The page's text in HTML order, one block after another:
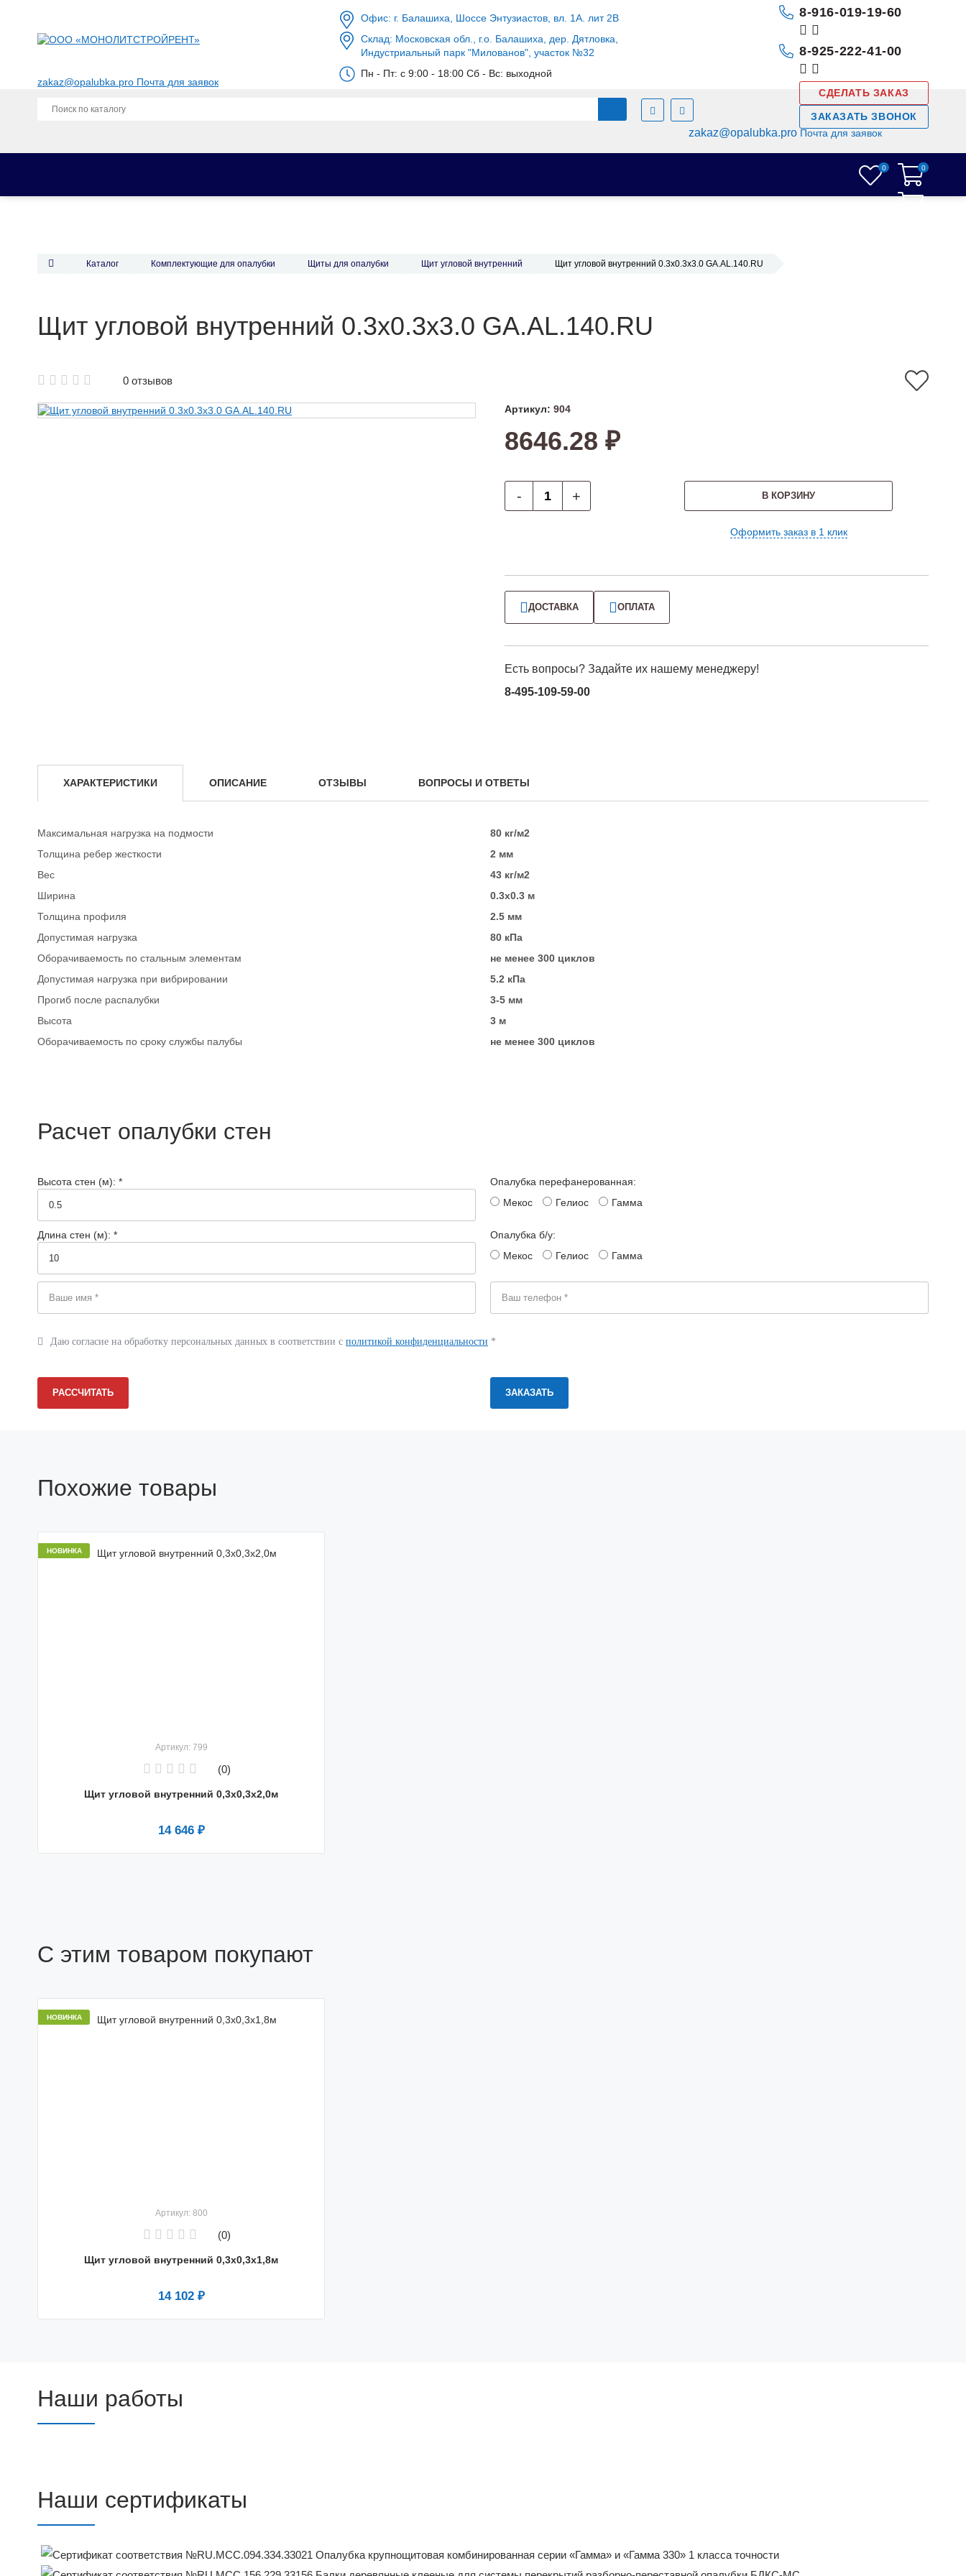
zakaz@opalubka.pro Почта для заявок
8-916-019-19-60
8-925-222-41-00
СДЕЛАТЬ ЗАКАЗ
ЗАКАЗАТЬ ЗВОНОК
Офис: г. Балашиха, Шоссе Энтузиастов, вл. 1А. лит 2В
Склад: Московская обл., г.о. Балашиха, дер. Дятловка,
Индустриальный парк "Милованов", участок №32
Пн - Пт: c 9:00 - 18:00 Сб - Вс: выходной
zakaz@opalubka.pro Почта для заявок
Аренда опалубки перекрытий
Аренда опалубки колонн
Аренда опалубки Б/У
Расчет и расстановка опалубки
Расчет опалубки перекрытий
Расчет строительных лесов
Условия аренды
Реквизиты
Сертификаты
Документация
Отзывы
Акции
0 0
0
Каталог Комплектующие для опалубки Щиты для опалубки Щит угловой внутренний Щит угловой внутренний 0.3х0.3х3.0 GA.AL.140.RU
Щит угловой внутренний 0.3х0.3х3.0 GA.AL.140.RU
0 отзывов
Артикул: 904
8646.28 ₽
- + В КОРЗИНУ
Оформить заказ в 1 клик
ДОСТАВКА ОПЛАТА
Есть вопросы? Задайте их нашему менеджеру!
8-495-109-59-00
ХАРАКТЕРИСТИКИ ОПИСАНИЕ ОТЗЫВЫ ВОПРОСЫ И ОТВЕТЫ
Максимальная нагрузка на подмости
80 кг/м2
Толщина ребер жесткости
2 мм
Вес
43 кг/м2
Ширина
0.3х0.3 м
Толщина профиля
2.5 мм
Допустимая нагрузка
80 кПа
Оборачиваемость по стальным элементам
не менее 300 циклов
Допустимая нагрузка при вибрировании
5.2 кПа
Прогиб после распалубки
3-5 мм
Высота
3 м
Оборачиваемость по сроку службы палубы
не менее 300 циклов
Расчет опалубки стен
Высота стен (м): *
Длина стен (м): *
Опалубка перефанерованная:
Мекос
Гелиос Гамма
Опалубка б/у:
Мекос
Гелиос Гамма
Даю согласие на обработку персональных данных в соответствии с политикой конфиденциальности *
РАССЧИТАТЬ
Похожие товары
НОВИНКА
Артикул: 799
(0)
Щит угловой внутренний 0,3х0,3х2,0м
14 646 ₽
С этим товаром покупают
НОВИНКА
Артикул: 800
(0)
Щит угловой внутренний 0,3х0,3х1,8м
14 102 ₽
Наши работы
Наши сертификаты